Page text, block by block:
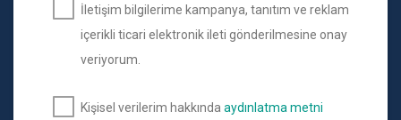
İletişim bilgilerime kampanya, tanıtım ve reklam
içerikli ticari elektronik ileti gönderilmesine onay
veriyorum.
Kişisel verilerim hakkında aydınlatma metni